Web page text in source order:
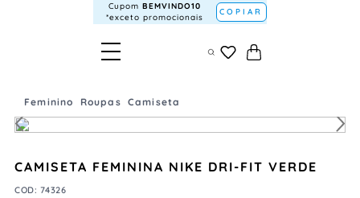
Cupom BEMVINDO10
*exceto promocionais
COPIAR
Feminino Roupas Camiseta
CAMISETA FEMININA NIKE DRI-FIT VERDE
COD: 74326